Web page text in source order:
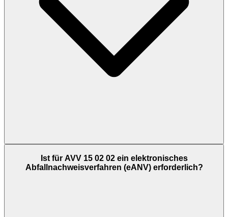
Ist für AVV 15 02 02 ein elektronisches
Abfallnachweisverfahren (eANV) erforderlich?